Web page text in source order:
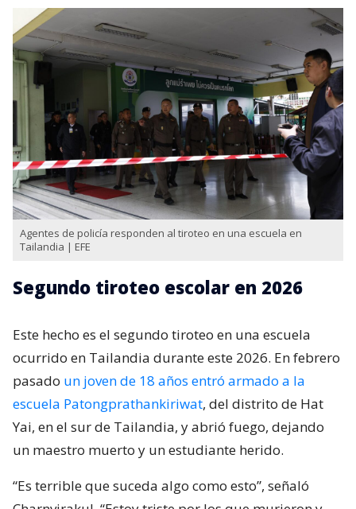
Agentes de policía responden al tiroteo en una escuela en
Tailandia | EFE
Segundo tiroteo escolar en 2026
Este hecho es el segundo tiroteo en una escuela
ocurrido en Tailandia durante este 2026. En febrero
pasado un joven de 18 años entró armado a la
escuela Patongprathankiriwat, del distrito de Hat
Yai, en el sur de Tailandia, y abrió fuego, dejando
un maestro muerto y un estudiante herido.
“Es terrible que suceda algo como esto”, señaló